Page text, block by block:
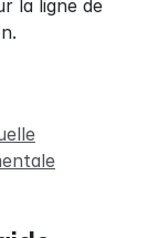
la ligne de